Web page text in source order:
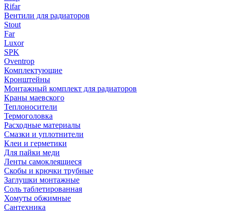
Rifar
Вентили для радиаторов
Stout
Far
Luxor
SPK
Oventrop
Комплектующие
Кронштейны
Монтажный комплект для радиаторов
Краны маевского
Теплоносители
Термоголовка
Расходные материалы
Смазки и уплотнители
Клеи и герметики
Для пайки меди
Ленты самоклеящиеся
Скобы и крючки трубные
Заглушки монтажные
Соль таблетированная
Хомуты обжимные
Сантехника